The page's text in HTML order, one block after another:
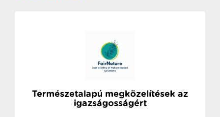
Természetalapú megközelítések az
igazságosságért